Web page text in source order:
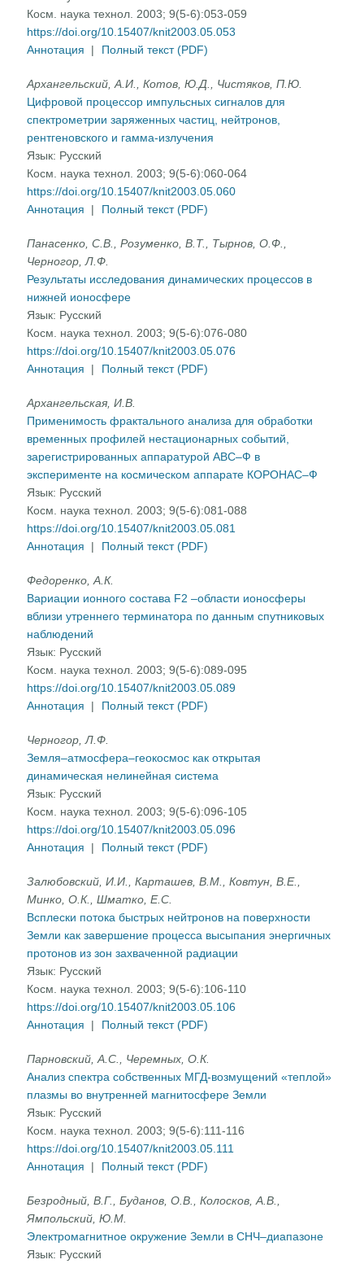
Косм. наука технол. 2003; 9(5-6):053-059
https://doi.org/10.15407/knit2003.05.053
Аннотация
| Полный текст (PDF)
Архангельский, А.И., Котов, Ю.Д., Чистяков, П.Ю.
Цифровой процессор импульсных сигналов для
спектрометрии заряженных частиц, нейтронов,
рентгеновского и гамма-излучения
Язык: Русский
Косм. наука технол. 2003; 9(5-6):060-064
https://doi.org/10.15407/knit2003.05.060
Аннотация
| Полный текст (PDF)
Панасенко, С.В., Розуменко, В.Т., Тырнов, О.Ф.,
Черногор, Л.Ф.
Результаты исследования динамических процессов в
нижней ионосфере
Язык: Русский
Косм. наука технол. 2003; 9(5-6):076-080
https://doi.org/10.15407/knit2003.05.076
Аннотация
| Полный текст (PDF)
Архангельская, И.В.
Применимость фрактального анализа для обработки
временных профилей нестационарных событий,
зарегистрированных аппаратурой АВС–Ф в
эксперименте на космическом аппарате КОРОНАС–Ф
Язык: Русский
Косм. наука технол. 2003; 9(5-6):081-088
https://doi.org/10.15407/knit2003.05.081
Аннотация
| Полный текст (PDF)
Федоренко, А.К.
Вариации ионного состава F2 –области ионосферы
вблизи утреннего терминатора по данным спутниковых
наблюдений
Язык: Русский
Косм. наука технол. 2003; 9(5-6):089-095
https://doi.org/10.15407/knit2003.05.089
Аннотация
| Полный текст (PDF)
Черногор, Л.Ф.
Земля–атмосфера–геокосмос как открытая
динамическая нелинейная система
Язык: Русский
Косм. наука технол. 2003; 9(5-6):096-105
https://doi.org/10.15407/knit2003.05.096
Аннотация
| Полный текст (PDF)
Залюбовский, И.И., Карташев, В.М., Ковтун, В.Е.,
Минко, О.К., Шматко, Е.С.
Всплески потока быстрых нейтронов на поверхности
Земли как завершение процесса высыпания энергичных
протонов из зон захваченной радиации
Язык: Русский
Косм. наука технол. 2003; 9(5-6):106-110
https://doi.org/10.15407/knit2003.05.106
Аннотация
| Полный текст (PDF)
Парновский, А.С., Черемных, О.К.
Анализ спектра собственных МГД-возмущений «теплой»
плазмы во внутренней магнитосфере Земли
Язык: Русский
Косм. наука технол. 2003; 9(5-6):111-116
https://doi.org/10.15407/knit2003.05.111
Аннотация
| Полный текст (PDF)
Безродный, В.Г., Буданов, О.В., Колосков, А.В.,
Ямпольский, Ю.М.
Электромагнитное окружение Земли в СНЧ–диапазоне
Язык: Русский